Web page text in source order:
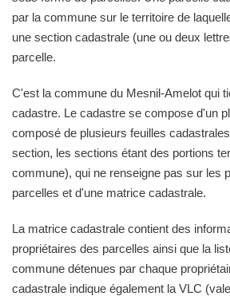
par la commune sur le territoire de
une section cadastrale (une ou deux
parcelle.
C'est la commune du Mesnil-Amelot qui
cadastre. Le cadastre se compose d'un
composé de plusieurs feuilles
section, les sections étant des portions
commune), qui ne renseigne pas sur les
parcelles et d'une matrice cadastrale.
La matrice cadastrale contient des
propriétaires des parcelles ainsi que la
commune détenues par chaque
cadastrale indique également la VLC